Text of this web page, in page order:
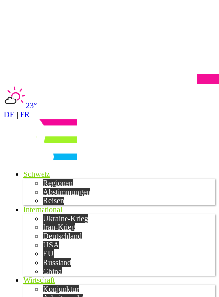
23°
DE | FR
Schweiz
Regionen
Abstimmungen
Reisen
International
Ukraine-Krieg
Iran-Krieg
Deutschland
USA
EU
Russland
China
Wirtschaft
Konjunktur